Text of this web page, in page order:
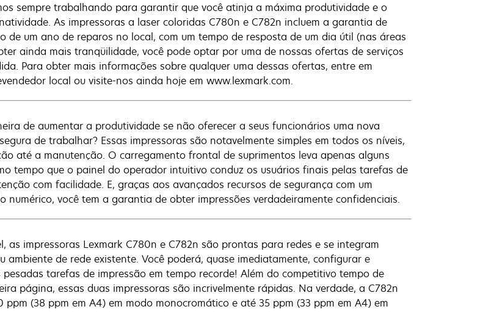
sempre trabalhando para garantir que você atinja a máxima produtividade e o
As impressoras a laser coloridas C780n e C782n incluem a garantia de
de um ano de reparos no local, com um tempo de resposta de um dia útil (nas áreas
ainda mais tranqüilidade, você pode optar por uma de nossas ofertas de serviços
Para obter mais informações sobre qualquer uma dessas ofertas, entre em
local ou visite-nos ainda hoje em www.lexmark.com.
de aumentar a produtividade se não oferecer a seus funcionários uma nova
de trabalhar? Essas impressoras são notavelmente simples em todos os níveis,
até a manutenção. O carregamento frontal de suprimentos leva apenas alguns
tempo que o painel do operador intuitivo conduz os usuários finais pelas tarefas de
com facilidade. E, graças aos avançados recursos de segurança com um
numérico, você tem a garantia de obter impressões verdadeiramente confidenciais.
as impressoras Lexmark C780n e C782n são prontas para redes e se integram
ambiente de rede existente. Você poderá, quase imediatamente, configurar e
pesadas tarefas de impressão em tempo recorde! Além do competitivo tempo de
página, essas duas impressoras são incrivelmente rápidas. Na verdade, a C782n
(38 ppm em A4) em modo monocromático e até 35 ppm (33 ppm em A4) em